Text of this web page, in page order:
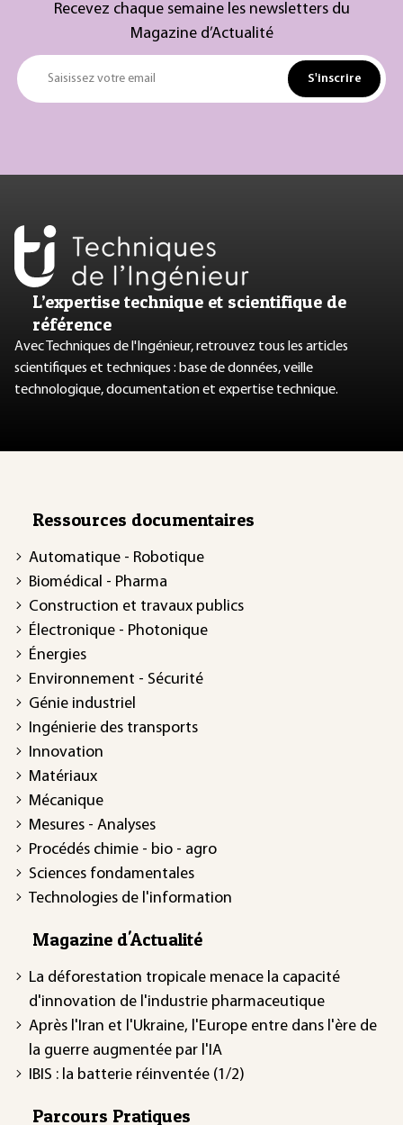
Recevez chaque semaine les newsletters du
Magazine d’Actualité
Saisissez votre email S'inscrire
L’expertise technique et scientifique de
référence
Avec Techniques de l'Ingénieur, retrouvez tous les articles
scientifiques et techniques : base de données, veille
technologique, documentation et expertise technique.
Ressources documentaires
Automatique - Robotique
Biomédical - Pharma
Construction et travaux publics
Électronique - Photonique
Énergies
Environnement - Sécurité
Génie industriel
Ingénierie des transports
Innovation
Matériaux
Mécanique
Mesures - Analyses
Procédés chimie - bio - agro
Sciences fondamentales
Technologies de l'information
Magazine d'Actualité
La déforestation tropicale menace la capacité
d'innovation de l'industrie pharmaceutique
Après l'Iran et l'Ukraine, l'Europe entre dans l'ère de
la guerre augmentée par l'IA
IBIS : la batterie réinventée (1/2)
Parcours Pratiques